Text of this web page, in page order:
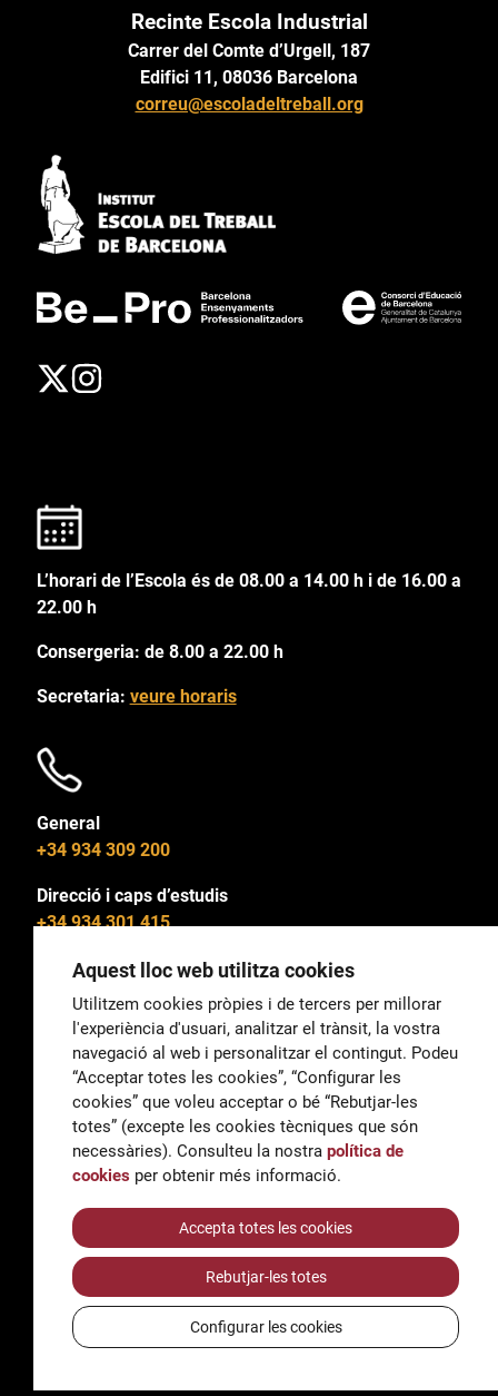
Recinte Escola Industrial
Carrer del Comte d’Urgell, 187
Edifici 11, 08036 Barcelona
correu@escoladeltreball.org
L’horari de l’Escola és de 08.00 a 14.00 h i de 16.00 a
22.00 h
Consergeria: de 8.00 a 22.00 h
Secretaria: veure horaris
General
+34 934 309 200
Direcció i caps d’estudis
+34 934 301 415
General
correu@escoladeltreball.org
Informació
informacio@escoladeltreball.org
AccessibilitatAvís legal i Política de Privacitat
Política de cookies
Crèdits
Aquest lloc web utilitza cookies
Utilitzem cookies pròpies i de tercers per millorar
l'experiència d'usuari, analitzar el trànsit, la vostra
navegació al web i personalitzar el contingut. Podeu
“Acceptar totes les cookies”, “Configurar les
cookies” que voleu acceptar o bé “Rebutjar-les
totes” (excepte les cookies tècniques que són
necessàries). Consulteu la nostra política de
cookies per obtenir més informació.
Accepta totes les cookies
Rebutjar-les totes
Configurar les cookies